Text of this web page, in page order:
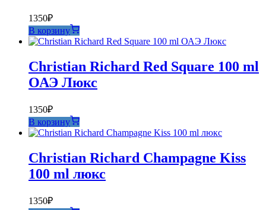
1350₽
В корзину
Christian Richard Red Square 100 ml
ОАЭ Люкс
1350₽
В корзину
Christian Richard Champagne Kiss
100 ml люкс
1350₽